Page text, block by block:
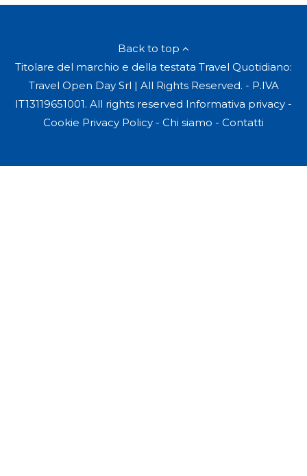
Back to top
Titolare del marchio e della testata Travel Quotidiano:
Travel Open Day Srl | All Rights Reserved. - P.IVA
IT13119651001. All rights reserved Informativa privacy -
Cookie Privacy Policy - Chi siamo - Contatti